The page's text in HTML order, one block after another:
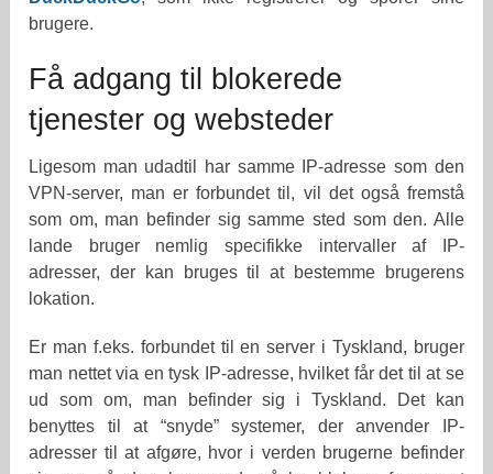
brugere.
Få adgang til blokerede
tjenester og websteder
Ligesom man udadtil har samme IP-adresse som den
VPN-server, man er forbundet til, vil det også fremstå
som om, man befinder sig samme sted som den. Alle
lande bruger nemlig specifikke intervaller af IP-
adresser, der kan bruges til at bestemme brugerens
lokation.
Er man f.eks. forbundet til en server i Tyskland, bruger
man nettet via en tysk IP-adresse, hvilket får det til at se
ud som om, man befinder sig i Tyskland. Det kan
benyttes til at “snyde” systemer, der anvender IP-
adresser til at afgøre, hvor i verden brugerne befinder